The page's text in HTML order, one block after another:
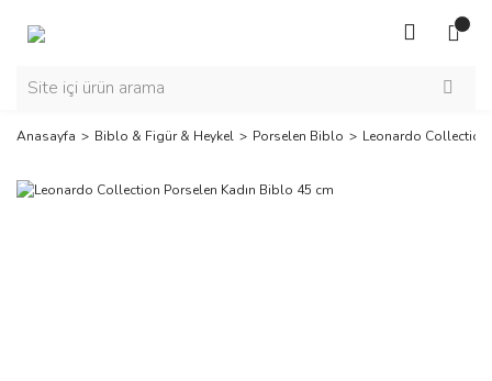
Anasayfa Biblo & Figür & Heykel Porselen Biblo Leonardo Collection